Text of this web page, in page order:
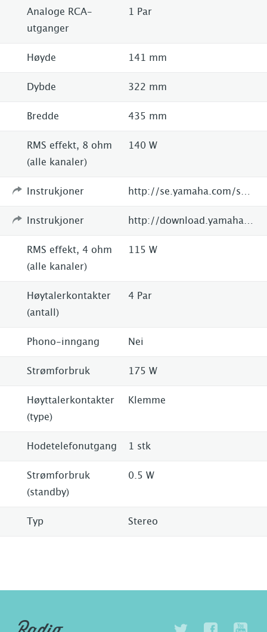
Analoge RCA-
utganger
1 Par
Høyde 141 mm
Dybde 322 mm
Bredde 435 mm
RMS effekt, 8 ohm
(alle kanaler)
140 W
Instrukjoner
Instrukjoner
RMS effekt, 4 ohm
(alle kanaler)
115 W
Høytalerkontakter
(antall)
4 Par
Phono-inngang Nei
Strømforbruk 175 W
Høyttalerkontakter
(type)
Klemme
Hodetelefonutgang 1 stk
Strømforbruk
(standby)
0.5 W
Typ Stereo